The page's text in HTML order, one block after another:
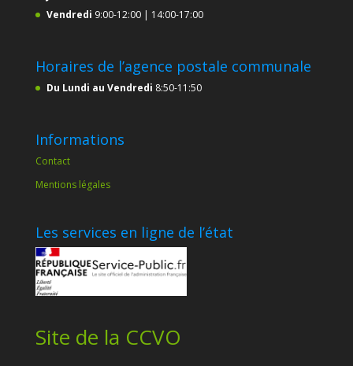
Vendredi 9:00-12:00 | 14:00-17:00
Horaires de l’agence postale communale
Du Lundi au Vendredi 8:50-11:50
Informations
Contact
Mentions légales
Les services en ligne de l’état
Site de la CCVO